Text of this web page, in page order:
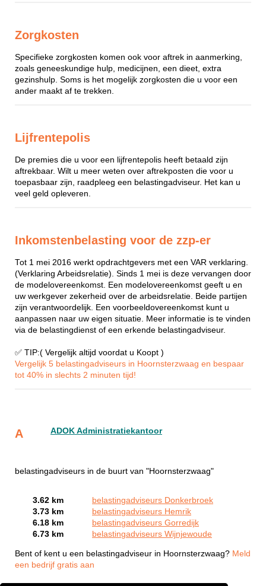
Zorgkosten
Specifieke zorgkosten komen ook voor aftrek in aanmerking,
zoals geneeskundige hulp, medicijnen, een dieet, extra
gezinshulp. Soms is het mogelijk zorgkosten die u voor een
ander maakt af te trekken.
Lijfrentepolis
De premies die u voor een lijfrentepolis heeft betaald zijn
aftrekbaar. Wilt u meer weten over aftrekposten die voor u
toepasbaar zijn, raadpleeg een belastingadviseur. Het kan u
veel geld opleveren.
Inkomstenbelasting voor de zzp-er
Tot 1 mei 2016 werkt opdrachtgevers met een VAR verklaring.
(Verklaring Arbeidsrelatie). Sinds 1 mei is deze vervangen door
de modelovereenkomst. Een modelovereenkomst geeft u en
uw werkgever zekerheid over de arbeidsrelatie. Beide partijen
zijn verantwoordelijk. Een voorbeeldovereenkomst kunt u
aanpassen naar uw eigen situatie. Meer informatie is te vinden
via de belastingdienst of een erkende belastingadviseur.
✅ TIP:( Vergelijk altijd voordat u Koopt )
Vergelijk 5 belastingadviseurs in Hoornsterzwaag en bespaar
tot 40% in slechts 2 minuten tijd!
A ADOK Administratiekantoor
belastingadviseurs in de buurt van "Hoornsterzwaag"
3.62 km
belastingadviseurs Donkerbroek
3.73 km
belastingadviseurs Hemrik
6.18 km
belastingadviseurs Gorredijk
6.73 km
belastingadviseurs Wijnjewoude
Bent of kent u een belastingadviseur in Hoornsterzwaag? Meld
een bedrijf gratis aan